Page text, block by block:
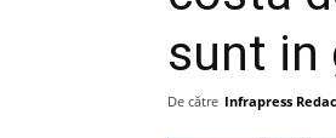
sunt in
De către Infrapress